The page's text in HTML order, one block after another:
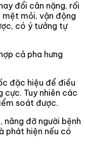
đổi cân nặng, rối
mệt mỏi, vận động
có ý tưởng tự
cả pha hưng
đặc hiệu để điều
cực. Tuy nhiên các
soát được.
nâng đỡ người bệnh
phát hiện nếu có